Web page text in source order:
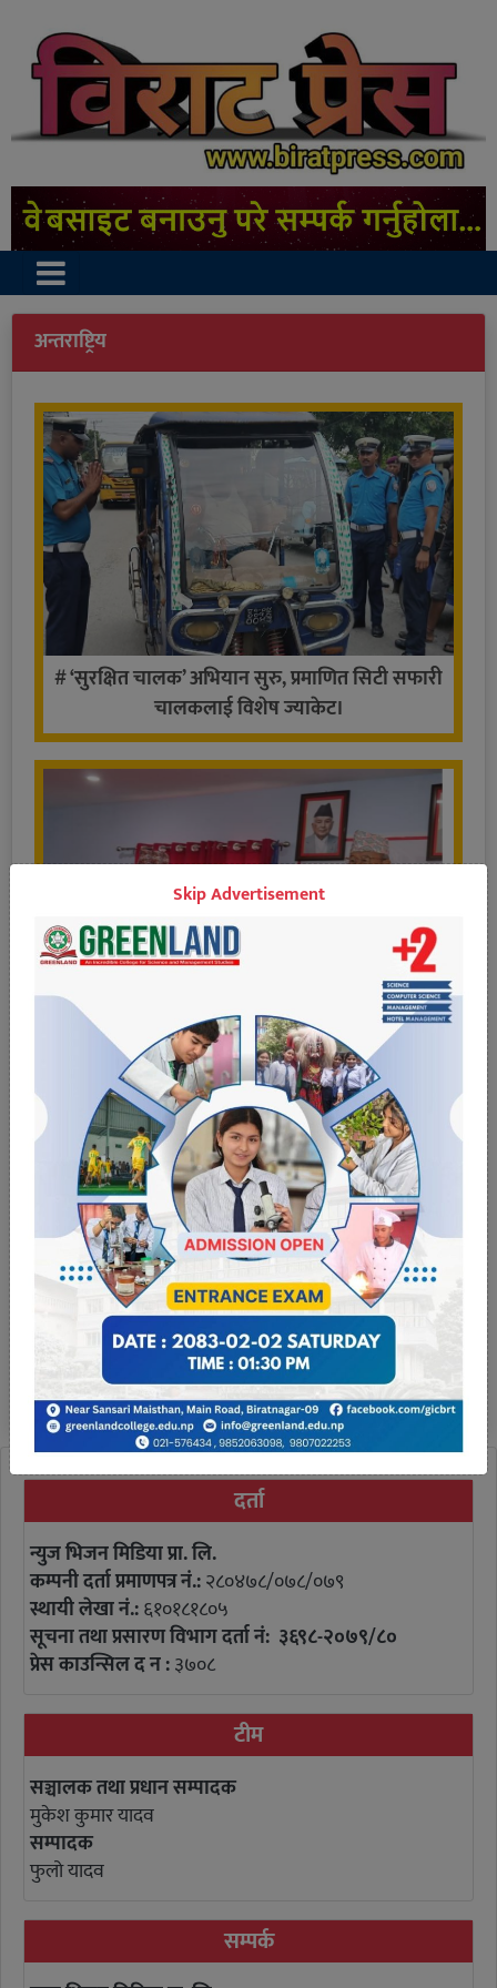
अन्तराष्ट्रिय
# ‘सुरक्षित चालक’ अभियान सुरु, प्रमाणित सिटी सफारी
चालकलाई विशेष ज्याकेट।
# मुख्यमन्त्री र मन्त्रीले लिए शपथ
# ट्रम्पद्वारा जाँदाजाँदै ८ चिनियाँ एपमाथि प्रतिबन्ध
दर्ता
न्युज भिजन मिडिया प्रा. लि.
कम्पनी दर्ता प्रमाणपत्र नं.:२८०४७८/०७८/०७९
स्थायी लेखा नं.:६१०१८१८०५
सूचना तथा प्रसारण विभाग दर्ता नं: ३६९८-२०७९/८०
प्रेस काउन्सिल द न :३७०८
टीम
सञ्चालक तथा प्रधान सम्पादक
मुकेश कुमार यादव
सम्पादक
फुलो यादव
सम्पर्क
Skip Advertisement